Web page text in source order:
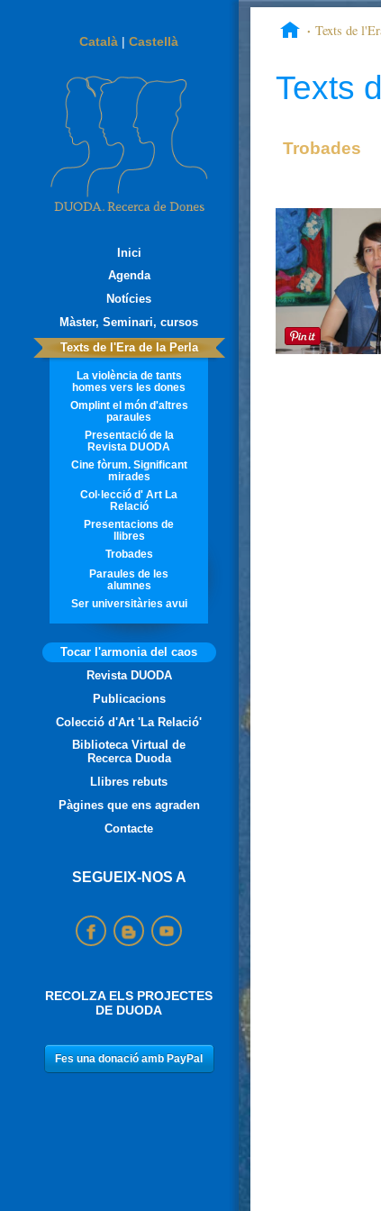
Català |Castellà
Inici
Agenda
Notícies
Màster, Seminari, cursos
Texts de l'Era de la Perla
La violència de tants
homes vers les dones
Omplint el món d'altres
paraules
Presentació de la
Revista DUODA
Cine fòrum. Significant
mirades
Col·lecció d' Art La
Relació
Presentacions de
llibres
Trobades
Paraules de les
alumnes
Ser universitàries avui
Tocar l'armonia del caos
Revista DUODA
Publicacions
Colecció d'Art 'La Relació'
Biblioteca Virtual de
Recerca Duoda
Llibres rebuts
Pàgines que ens agraden
Contacte
SEGUEIX-NOS A
RECOLZA ELS PROJECTES
DE DUODA
Texts de
Texts
Trobades